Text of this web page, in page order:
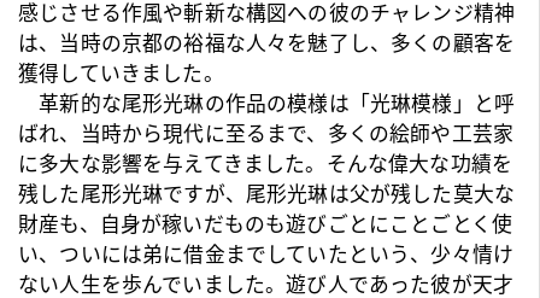
感じさせる作風や斬新な構図への彼のチャレンジ精神
は、当時の京都の裕福な人々を魅了し、多くの顧客を
獲得していきました。
革新的な尾形光琳の作品の模様は「光琳模様」と呼
ばれ、当時から現代に至るまで、多くの絵師や工芸家
に多大な影響を与えてきました。そんな偉大な功績を
残した尾形光琳ですが、尾形光琳は父が残した莫大な
財産も、自身が稼いだものも遊びごとにことごとく使
い、ついには弟に借金までしていたという、少々情け
ない人生を歩んでいました。遊び人であった彼が天才